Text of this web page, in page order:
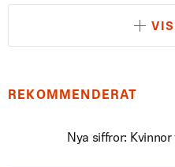
REKOMMENDERAT
Nya siffror: